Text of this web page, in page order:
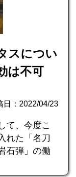
スについ
は不可
日：2022/04/23
て、今度こ
れた「名刀
石弾」の働